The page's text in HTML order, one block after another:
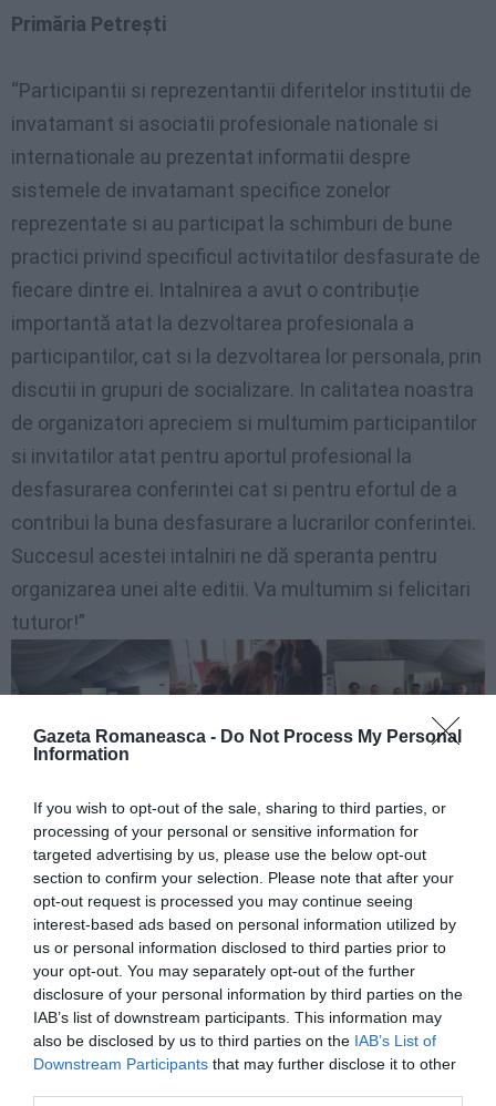
Gazeta Romaneasca - Do Not Process My Personal
Information
If you wish to opt-out of the sale, sharing to third parties, or
processing of your personal or sensitive information for
targeted advertising by us, please use the below opt-out
section to confirm your selection. Please note that after your
opt-out request is processed you may continue seeing
interest-based ads based on personal information utilized by
us or personal information disclosed to third parties prior to
your opt-out. You may separately opt-out of the further
disclosure of your personal information by third parties on the
IAB’s list of downstream participants. This information may
also be disclosed by us to third parties on the IAB’s List of
Downstream Participants that may further disclose it to other
Primăria Petrești
“Participantii si reprezentantii diferitelor institutii de
invatamant si asociatii profesionale nationale si
internationale au prezentat informatii despre
sistemele de invatamant specifice zonelor
reprezentate si au participat la schimburi de bune
practici privind specificul activitatilor desfasurate de
fiecare dintre ei. Intalnirea a avut o contribuție
importantă atat la dezvoltarea profesionala a
participantilor, cat si la dezvoltarea lor personala, prin
discutii in grupuri de socializare. In calitatea noastra
de organizatori apreciem si multumim participantilor
si invitatilor atat pentru aportul profesional la
desfasurarea conferintei cat si pentru efortul de a
contribui la buna desfasurare a lucrarilor conferintei.
Succesul acestei intalniri ne dă speranta pentru
organizarea unei alte editii. Va multumim si felicitari
tuturor!”